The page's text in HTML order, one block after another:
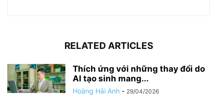
RELATED ARTICLES
Thích ứng với những thay đổi do
AI tạo sinh mang...
Hoàng Hải Anh - 29/04/2026